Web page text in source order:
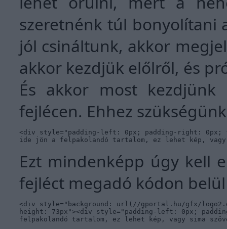
szeretnénk túl bonyolítani
jól csináltunk, akkor
akkor kezdjük előlről, és
És akkor most kezdjünk
fejlécen. Ehhez
<div style="padding-left: 0px; padding-right:
ide jön a felpakolandó tartalom, ez lehet kép,
Ezt mindenképp úgy kell
fejléct megadó kódon
<div style="background: url(//gportal.hu/gfx/
height: 73px"><div style="padding-left: 0px;
felpakolandó tartalom, ez lehet kép, vagy sima